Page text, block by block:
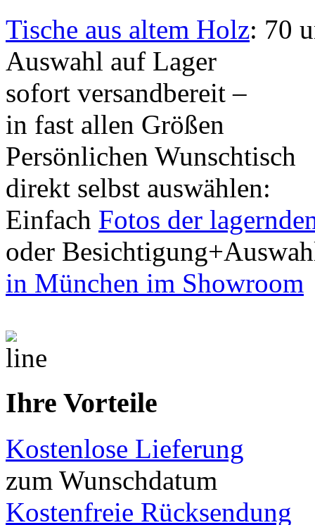
Tische aus altem Holz: 70
Auswahl auf Lager
sofort versandbereit –
in fast allen Größen
Persönlichen Wunschtisch
direkt selbst auswählen:
Einfach Fotos der
oder
in München im Showroom
Ihre Vorteile
Kostenlose Lieferung
zum Wunschdatum
Kostenfreie Rücksendung